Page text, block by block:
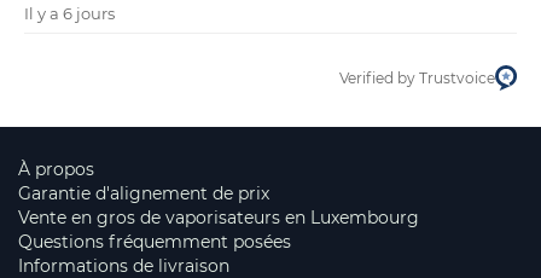
Il y a 6 jours
Verified by Trustvoice
À propos
Garantie d'alignement de prix
Vente en gros de vaporisateurs en Luxembourg
Questions fréquemment posées
Informations de livraison